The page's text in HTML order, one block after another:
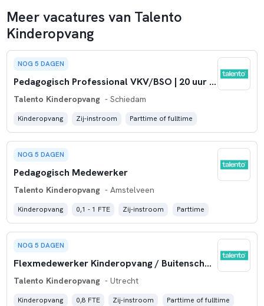
Meer vacatures van Talento
Kinderopvang
NOG 5 DAGEN
Pedagogisch Professional VKV/BSO | 20 uur per week (3 dagen)
Talento Kinderopvang - Schiedam
Kinderopvang Zij-instroom Parttime of fulltime
NOG 5 DAGEN
Pedagogisch Medewerker
Talento Kinderopvang - Amstelveen
Kinderopvang 0,1 - 1 FTE Zij-instroom Parttime
NOG 5 DAGEN
Flexmedewerker Kinderopvang / Buitenschoolse Opvang
Talento Kinderopvang - Utrecht
Kinderopvang 0,8 FTE Zij-instroom Parttime of fulltime